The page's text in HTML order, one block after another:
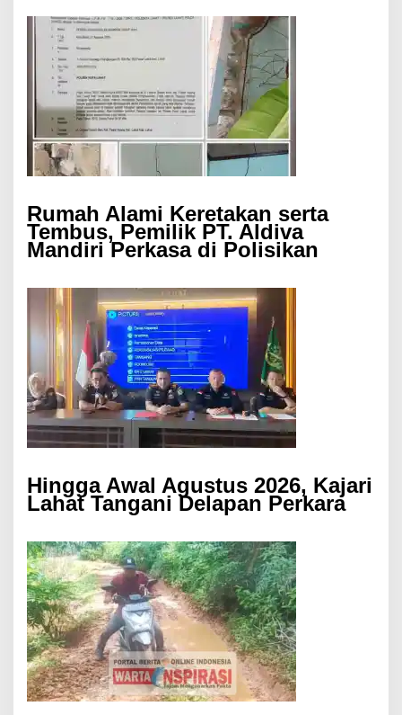
Rumah Alami Keretakan serta
Tembus, Pemilik PT. Aldiva
Mandiri Perkasa di Polisikan
Hingga Awal Agustus 2026, Kajari
Lahat Tangani Delapan Perkara